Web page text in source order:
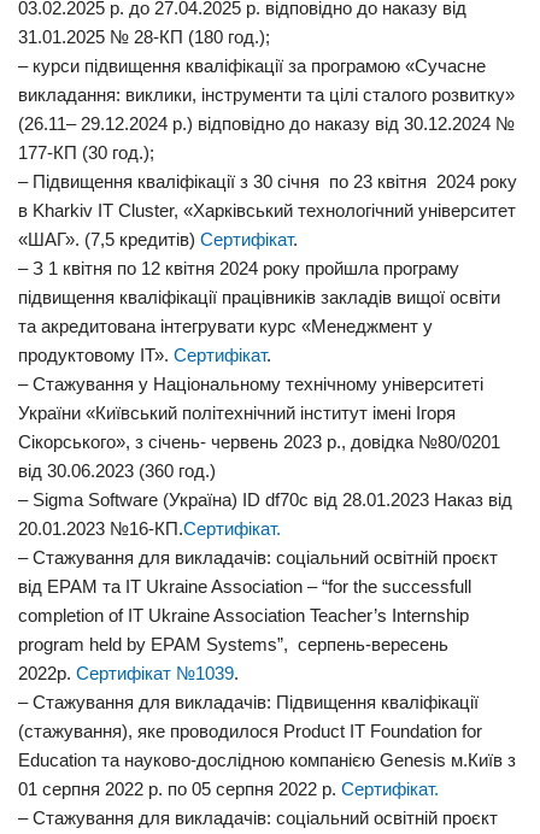
03.02.2025 р. до 27.04.2025 р. відповідно до наказу від
31.01.2025 № 28-КП (180 год.);
– курси підвищення кваліфікації за програмою «Сучасне
викладання: виклики, інструменти та цілі сталого розвитку»
(26.11– 29.12.2024 р.) відповідно до наказу від 30.12.2024 №
177-КП (30 год.);
– Підвищення кваліфікації з 30 січня по 23 квітня 2024 року
в Kharkiv IT Cluster, «Харківський технологічний університет
«ШАГ». (7,5 кредитів) Сертифікат.
– З 1 квітня по 12 квітня 2024 року пройшла програму
підвищення кваліфікації працівників закладів вищої освіти
та акредитована інтегрувати курс «Менеджмент у
продуктовому ІТ». Сертифікат.
– Стажування у Національному технічному університеті
України «Київський політехнічний інститут імені Ігоря
Сікорського», з січень- червень 2023 р., довідка №80/0201
від 30.06.2023 (360 год.)
– Sigma Software (Україна) ID df70c від 28.01.2023 Наказ від
20.01.2023 №16-КП.Сертифікат.
– Стажування для викладачів: cоціальний освітній проєкт
від ЕРАМ та IT Ukraine Association – “for the successfull
completion of IT Ukraine Association Teacher’s Internship
program held by EPAM Systems”, серпень-вересень
2022р. Сертифікат №1039.
– Стажування для викладачів: Підвищення кваліфікації
(стажування), яке проводилося Product IT Foundation for
Education та науково-дослідною компанією Genesis м.Київ з
01 серпня 2022 р. по 05 серпня 2022 р. Сертифікат.
– Стажування для викладачів: cоціальний освітній проєкт